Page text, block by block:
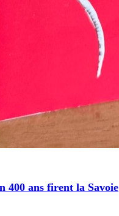
400 ans firent la Savoie